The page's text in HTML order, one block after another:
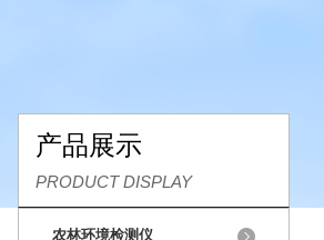
产品展示
PRODUCT DISPLAY
农林环境检测仪